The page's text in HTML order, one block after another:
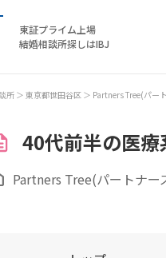
東証プライム上場
結婚相談所探しはIBJ
所 東京都世田谷区 Partners Tree(パー
40代前半の医
Partners Tree(パートナー